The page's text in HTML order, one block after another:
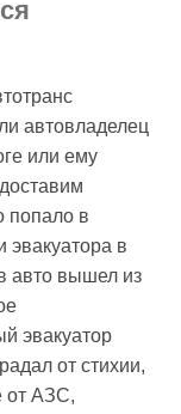
автовладелец
или ему
попало в
эвакуатора в
авто вышел из
эвакуатор
от стихии,
от АЗС,